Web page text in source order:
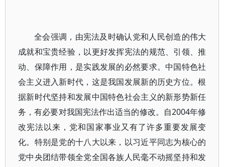
全会强调，由宪法及时确认党和人民创造的伟大
成就和宝贵经验，以更好发挥宪法的规范、引领、推
动、保障作用，是实践发展的必然要求。中国特色社
会主义进入新时代，这是我国发展新的历史方位。根
据新时代坚持和发展中国特色社会主义的新形势新任
务，有必要对我国宪法作出适当的修改。自2004年修
改宪法以来，党和国家事业又有了许多重要发展变
化。特别是党的十八大以来，以习近平同志为核心的
党中央团结带领全党全国各族人民毫不动摇坚持和发